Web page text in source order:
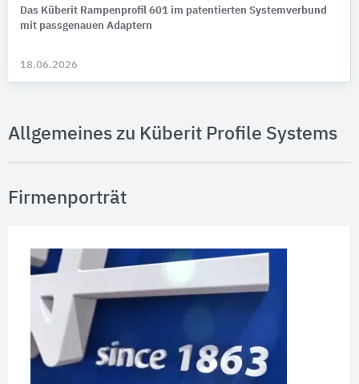
Das Küberit Rampenprofil 601 im patentierten Systemverbund
mit passgenauen Adaptern
18.06.2026
Allgemeines zu Küberit Profile Systems
Firmenporträt